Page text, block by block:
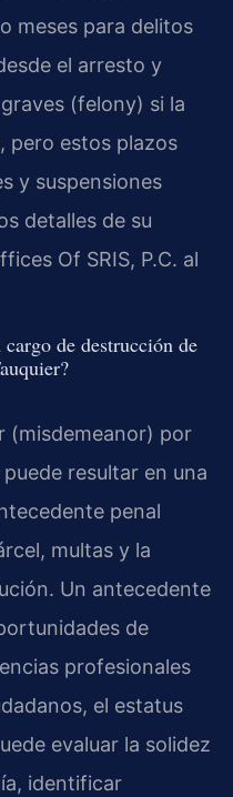
meses para delitos
el arresto y
(felony) si la
pero estos plazos
y suspensiones
detalles de su
Of SRIS, P.C. al
de destrucción de
(misdemeanor) por
resultar en una
penal
multas y la
Un antecedente
de
profesionales
el estatus
evaluar la solidez
identificar